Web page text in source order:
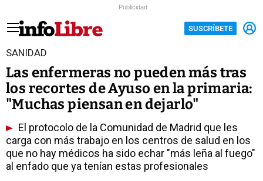
Publicidad
SUSCRÍBETE
SANIDAD
Las enfermeras no pueden más tras
los recortes de Ayuso en la primaria:
"Muchas piensan en dejarlo"
El protocolo de la Comunidad de Madrid que les
carga con más trabajo en los centros de salud en los
que no hay médicos ha sido echar "más leña al fuego"
al enfado que ya tenían estas profesionales